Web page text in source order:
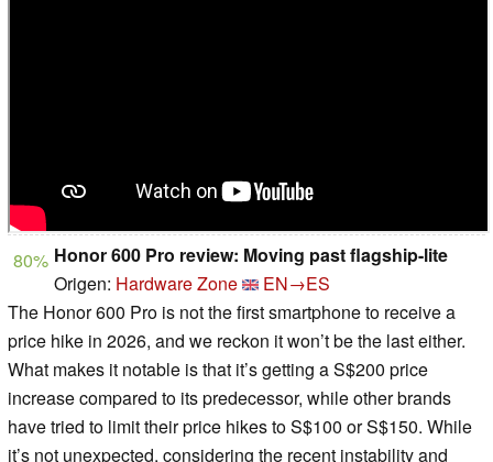
80% Honor 600 Pro review: Moving past flagship-lite
Origen: Hardware Zone
EN→ES
The Honor 600 Pro is not the first smartphone to receive a
price hike in 2026, and we reckon it won’t be the last either.
What makes it notable is that it’s getting a S$200 price
increase compared to its predecessor, while other brands
have tried to limit their price hikes to S$100 or S$150. While
it’s not unexpected, considering the recent instability and